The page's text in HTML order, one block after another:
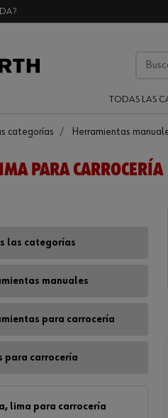
TODAS LAS
categorías Herramientas
PARA CARROCERÍA
las categorías
manuales
para carrocería
para carrocería
lima para carrocería